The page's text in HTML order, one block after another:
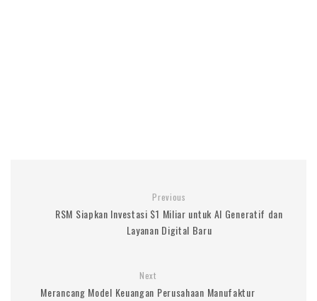
Previous
RSM Siapkan Investasi $1 Miliar untuk AI Generatif dan
Layanan Digital Baru
Next
Merancang Model Keuangan Perusahaan Manufaktur